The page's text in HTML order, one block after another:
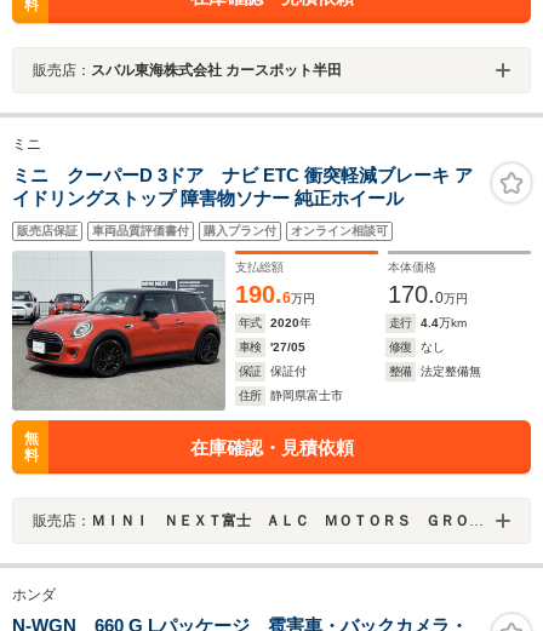
料
販売店： スバル東海株式会社 カースポット半田
ミニ
ミニ クーパーD 3ドア ナビ ETC 衝突軽減ブレーキ ア
イドリングストップ 障害物ソナー 純正ホイール
販売店保証 車両品質評価書付 購入プラン付 オンライン相談可
支払総額
190.6万円
本体価格
170.0万円
年式
2020年 走行 4.4万km
車検
'27/05 修復
なし
保証
保証付 整備
法定整備無
住所
静岡県富士市
無
料
在庫確認・見積依頼
販売店： ＭＩＮＩ ＮＥＸＴ富士 ＡＬＣ ＭＯＴＯＲＳ ＧＲＯＵＰ
ホンダ
N-WGN 660 G Lパッケージ 雹害車・バックカメラ・